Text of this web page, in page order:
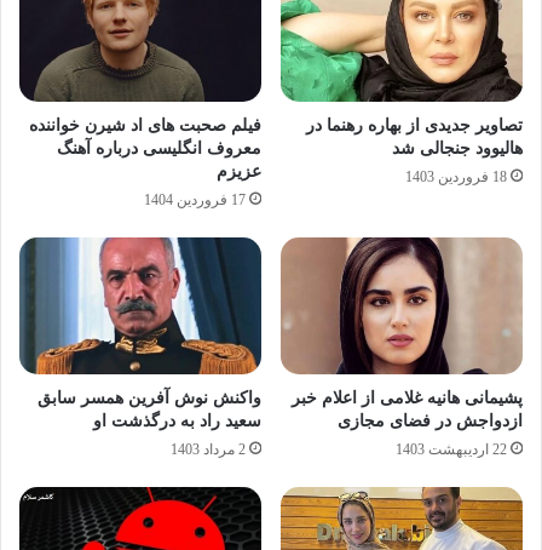
تصاویر جدیدی از بهاره رهنما در
هالیوود جنجالی شد
18 فروردین 1403
فیلم صحبت های اد شیرن خواننده
معروف انگلیسی درباره آهنگ
عزیزم
17 فروردین 1404
پشیمانی هانیه غلامی از اعلام خبر
ازدواجش در فضای مجازی
22 اردیبهشت 1403
واکنش نوش‌ آفرین همسر سابق
سعید راد به درگذشت او
2 مرداد 1403